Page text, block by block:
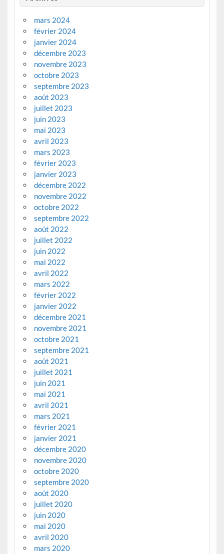
mars 2024
février 2024
janvier 2024
décembre 2023
novembre 2023
octobre 2023
septembre 2023
août 2023
juillet 2023
juin 2023
mai 2023
avril 2023
mars 2023
février 2023
janvier 2023
décembre 2022
novembre 2022
octobre 2022
septembre 2022
août 2022
juillet 2022
juin 2022
mai 2022
avril 2022
mars 2022
février 2022
janvier 2022
décembre 2021
novembre 2021
octobre 2021
septembre 2021
août 2021
juillet 2021
juin 2021
mai 2021
avril 2021
mars 2021
février 2021
janvier 2021
décembre 2020
novembre 2020
octobre 2020
septembre 2020
août 2020
juillet 2020
juin 2020
mai 2020
avril 2020
mars 2020